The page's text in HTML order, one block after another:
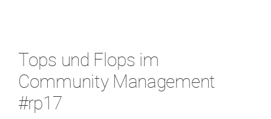
Tops und Flops im
Community Management
#rp17